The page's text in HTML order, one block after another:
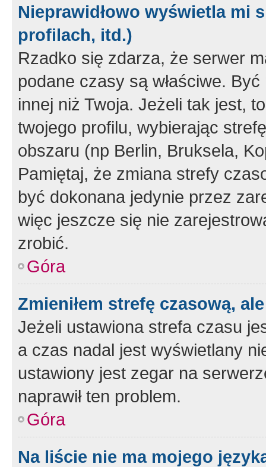
Nieprawidłowo wyświetla mi
profilach, itd.)
Rzadko się zdarza, że serwer
podane czasy są właściwe.
innej niż Twoja. Jeżeli tak jest,
twojego profilu, wybierając
obszaru (np Berlin, Bruksela,
Pamiętaj, że zmiana strefy
być dokonana jedynie przez
więc jeszcze się nie
zrobić.
Góra
Zmieniłem strefę czasową,
Jeżeli ustawiona strefa czasu
a czas nadal jest wyświetlany
ustawiony jest zegar na
naprawił ten problem.
Góra
Na liście nie ma mojego